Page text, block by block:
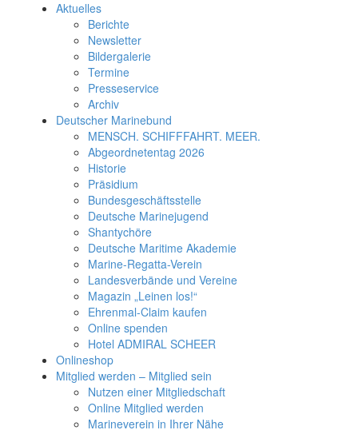
Aktuelles
Berichte
Newsletter
Bildergalerie
Termine
Presseservice
Archiv
Deutscher Marinebund
MENSCH. SCHIFFFAHRT. MEER.
Abgeordnetentag 2026
Historie
Präsidium
Bundesgeschäftsstelle
Deutsche Marinejugend
Shantychöre
Deutsche Maritime Akademie
Marine-Regatta-Verein
Landesverbände und Vereine
Magazin „Leinen los!“
Ehrenmal-Claim kaufen
Online spenden
Hotel ADMIRAL SCHEER
Onlineshop
Mitglied werden – Mitglied sein
Nutzen einer Mitgliedschaft
Online Mitglied werden
Marineverein in Ihrer Nähe